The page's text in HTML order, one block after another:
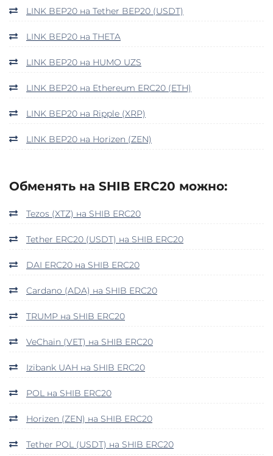
LINK BEP20 на Tether BEP20 (USDT)
LINK BEP20 на THETA
LINK BEP20 на HUMO UZS
LINK BEP20 на Ethereum ERC20 (ETH)
LINK BEP20 на Ripple (XRP)
LINK BEP20 на Horizen (ZEN)
Обменять на SHIB ERC20 можно:
Tezos (XTZ) на SHIB ERC20
Tether ERC20 (USDT) на SHIB ERC20
DAI ERC20 на SHIB ERC20
Cardano (ADA) на SHIB ERC20
TRUMP на SHIB ERC20
VeChain (VET) на SHIB ERC20
Izibank UAH на SHIB ERC20
POL на SHIB ERC20
Horizen (ZEN) на SHIB ERC20
Tether POL (USDT) на SHIB ERC20